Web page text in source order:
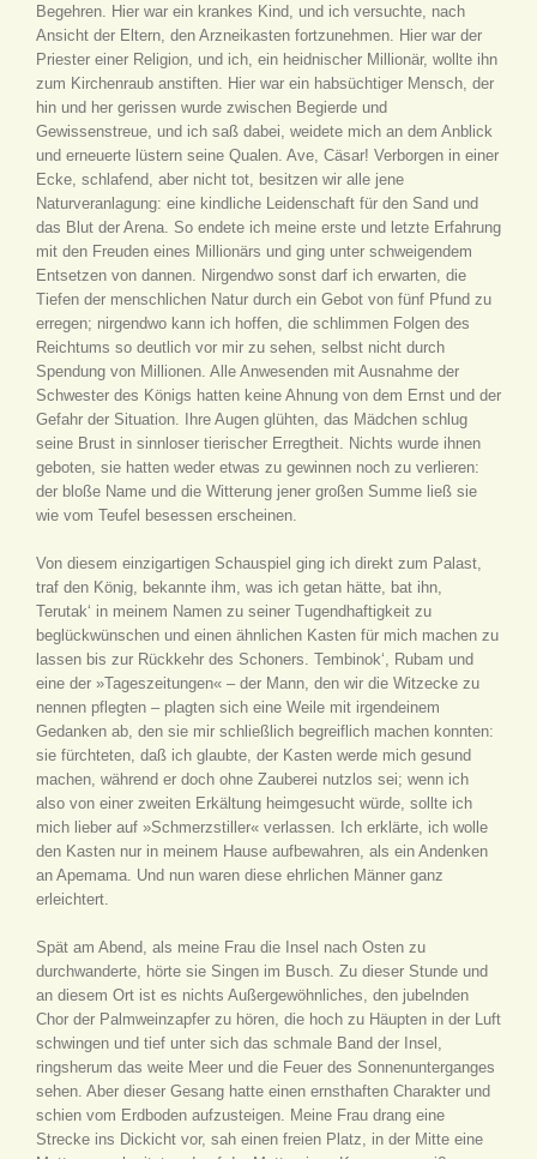
Begehren. Hier war ein krankes Kind, und ich versuchte, nach
Ansicht der Eltern, den Arzneikasten fortzunehmen. Hier war der
Priester einer Religion, und ich, ein heidnischer Millionär, wollte ihn
zum Kirchenraub anstiften. Hier war ein habsüchtiger Mensch, der
hin und her gerissen wurde zwischen Begierde und
Gewissenstreue, und ich saß dabei, weidete mich an dem Anblick
und erneuerte lüstern seine Qualen. Ave, Cäsar! Verborgen in einer
Ecke, schlafend, aber nicht tot, besitzen wir alle jene
Naturveranlagung: eine kindliche Leidenschaft für den Sand und
das Blut der Arena. So endete ich meine erste und letzte Erfahrung
mit den Freuden eines Millionärs und ging unter schweigendem
Entsetzen von dannen. Nirgendwo sonst darf ich erwarten, die
Tiefen der menschlichen Natur durch ein Gebot von fünf Pfund zu
erregen; nirgendwo kann ich hoffen, die schlimmen Folgen des
Reichtums so deutlich vor mir zu sehen, selbst nicht durch
Spendung von Millionen. Alle Anwesenden mit Ausnahme der
Schwester des Königs hatten keine Ahnung von dem Ernst und der
Gefahr der Situation. Ihre Augen glühten, das Mädchen schlug
seine Brust in sinnloser tierischer Erregtheit. Nichts wurde ihnen
geboten, sie hatten weder etwas zu gewinnen noch zu verlieren:
der bloße Name und die Witterung jener großen Summe ließ sie
wie vom Teufel besessen erscheinen.
Von diesem einzigartigen Schauspiel ging ich direkt zum Palast,
traf den König, bekannte ihm, was ich getan hätte, bat ihn,
Terutak‘ in meinem Namen zu seiner Tugendhaftigkeit zu
beglückwünschen und einen ähnlichen Kasten für mich machen zu
lassen bis zur Rückkehr des Schoners. Tembinok‘, Rubam und
eine der »Tageszeitungen« – der Mann, den wir die Witzecke zu
nennen pflegten – plagten sich eine Weile mit irgendeinem
Gedanken ab, den sie mir schließlich begreiflich machen konnten:
sie fürchteten, daß ich glaubte, der Kasten werde mich gesund
machen, während er doch ohne Zauberei nutzlos sei; wenn ich
also von einer zweiten Erkältung heimgesucht würde, sollte ich
mich lieber auf »Schmerzstiller« verlassen. Ich erklärte, ich wolle
den Kasten nur in meinem Hause aufbewahren, als ein Andenken
an Apemama. Und nun waren diese ehrlichen Männer ganz
erleichtert.
Spät am Abend, als meine Frau die Insel nach Osten zu
durchwanderte, hörte sie Singen im Busch. Zu dieser Stunde und
an diesem Ort ist es nichts Außergewöhnliches, den jubelnden
Chor der Palmweinzapfer zu hören, die hoch zu Häupten in der Luft
schwingen und tief unter sich das schmale Band der Insel,
ringsherum das weite Meer und die Feuer des Sonnenunterganges
sehen. Aber dieser Gesang hatte einen ernsthaften Charakter und
schien vom Erdboden aufzusteigen. Meine Frau drang eine
Strecke ins Dickicht vor, sah einen freien Platz, in der Mitte eine